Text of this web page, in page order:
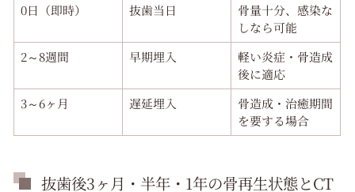
0日（即時）
抜歯当日
骨量十分、感染な
しなら可能
2～8週間
早期埋入
軽い炎症・骨造成
後に適応
3～6ヶ月
遅延埋入
骨造成・治癒期間
を要する場合
抜歯後3ヶ月・半年・1年の骨再生状態とCT